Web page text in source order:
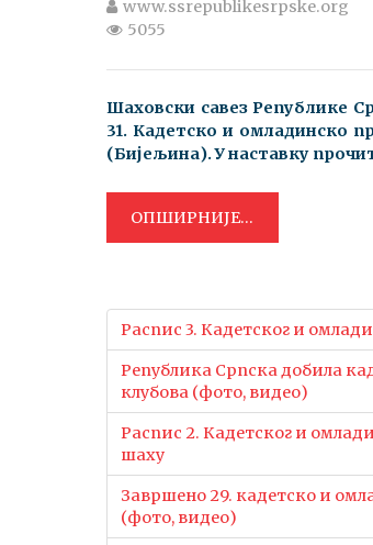
www.ssrepublikesrpske.org
5055
Шаховски савез Републике
31. Кадетско и омладинско
(Бијељина). У наставку
ОПШИРНИЈЕ...
Распис 3. Кадетског и
Република Српска добила
клубова (фото, видео)
Распис 2. Кадетског и
шаху
Завршено 29. кадетско и
(фото, видео)